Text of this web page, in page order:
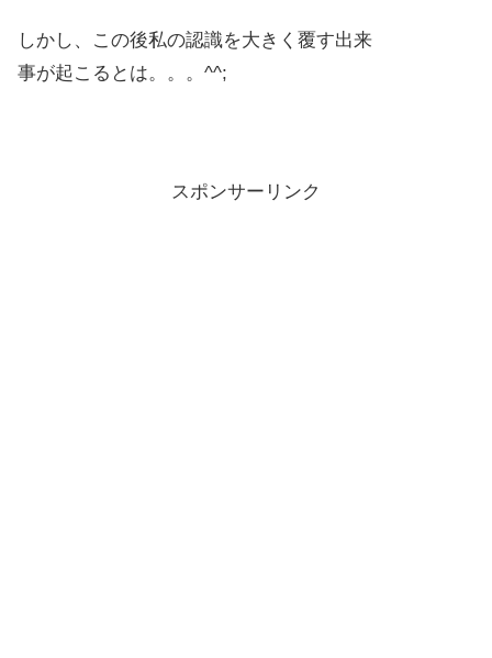
しかし、この後私の認識を大きく覆す出来
事が起こるとは。。。^^;
スポンサーリンク